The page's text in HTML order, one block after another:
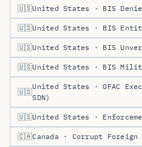
🇺🇸United States · BIS
🇺🇸United States · BIS
🇺🇸United States · BIS
🇺🇸United States · BIS
🇺🇸
United States · OFAC
SDN)
🇺🇸United States ·
🇨🇦Canada · Corrupt